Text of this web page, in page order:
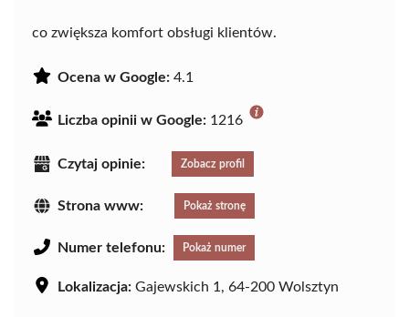
co zwiększa komfort obsługi klientów.
Ocena w Google: 4.1
Liczba opinii w Google: 1216
Czytaj opinie: Zobacz profil
Strona www: Pokaż stronę
Numer telefonu: Pokaż numer
Lokalizacja: Gajewskich 1, 64-200 Wolsztyn